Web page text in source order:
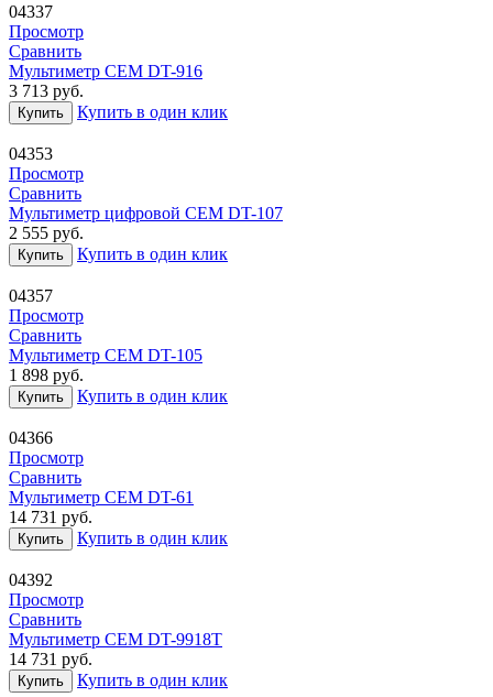
04337
Просмотр
Сравнить
Мультиметр CEM DT-916
3 713 руб.
Купить Купить в один клик
04353
Просмотр
Сравнить
Мультиметр цифровой CEM DT-107
2 555 руб.
Купить Купить в один клик
04357
Просмотр
Сравнить
Мультиметр CEM DT-105
1 898 руб.
Купить Купить в один клик
04366
Просмотр
Сравнить
Мультиметр CEM DT-61
14 731 руб.
Купить Купить в один клик
04392
Просмотр
Сравнить
Мультиметр CEM DT-9918T
14 731 руб.
Купить Купить в один клик